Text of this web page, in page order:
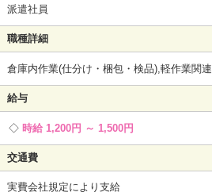
派遣社員
職種詳細
倉庫内作業(仕分け・梱包・検品),軽作業関連
給与
時給 1,200円 ～ 1,500円
交通費
実費会社規定により支給